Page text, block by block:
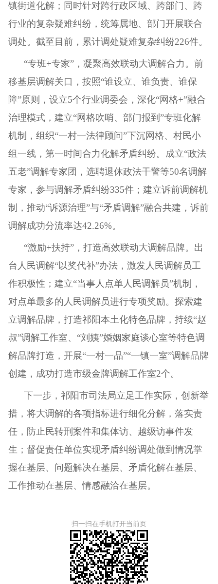
镇街道化解；同时针对跨行政区域、跨部门、跨
行业的复杂疑难纠纷，统筹属地、部门开展联合
调处。截至目前，累计调处疑难复杂纠纷226件。
“专班+专家”，凝聚高效联动大调解合力。前
移基层调解关口，按照“谁设立、谁负责、谁保
障”原则，设立5个行业调委会，深化“网格+”融合
治理模式，建立“网格吹哨、部门报到”专班化解
机制，组织“一村一法律顾问”下沉网格、村民小
组一线，第一时间合力化解矛盾纠纷。成立“政法
五老”调解专家团，选聘退休政法干警等50名调解
专家，参与调解矛盾纠纷335件；建立诉前调解机
制，推动“诉源治理”与“矛盾调解”融合共建，诉前
调解成功分流率达42.26%。
“激励+扶持”，打造高效联动大调解品牌。出
台人民调解“以奖代补”办法，激发人民调解员工
作积极性；建立“当事人点单人民调解员”机制，
对点单最多的人民调解员进行专项奖励。探索建
立调解品牌，打造祁阳本土化特色品牌，持续“赵
叔”调解工作室、“刘姨”婚姻家庭谈心室等特色调
解品牌打造，开展“一村一品”“一镇一室”调解品牌
创建，成功打造市级金牌调解工作室2个。
下一步，祁阳市司法局立足工作实际，创新举
措，将大调解的各项指标进行细化分解，落实责
任，防止民转刑案件和集体访、越级访事件发
生；督促责任单位实现矛盾纠纷调处做到情况掌
握在基层、问题解决在基层、矛盾化解在基层、
工作推动在基层、情感融洽在基层。
扫一扫在手机打开当前页